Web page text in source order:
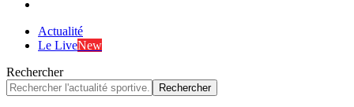
Actualité
Le LiveNew
Rechercher